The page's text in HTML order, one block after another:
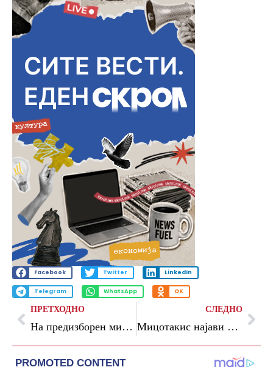
Facebook Twitter LinkedIn
Telegram WhatsApp OK
ПРЕТХОДНО
На предизборен митинг Ердоган ја нарече опозицијата „про-ЛГБТ“
СЛЕДНО
Мицотакис најави три нови економски мерки доколку Нова демократија добие втор мандат